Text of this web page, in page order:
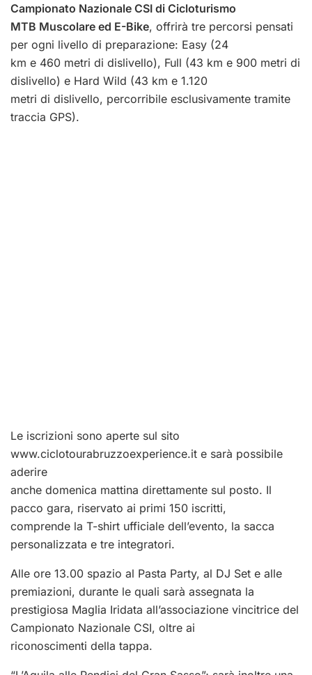
Campionato Nazionale CSI di Cicloturismo
MTB Muscolare ed E-Bike, offrirà tre percorsi pensati
per ogni livello di preparazione: Easy (24
km e 460 metri di dislivello), Full (43 km e 900 metri di
dislivello) e Hard Wild (43 km e 1.120
metri di dislivello, percorribile esclusivamente tramite
traccia GPS).
Le iscrizioni sono aperte sul sito
www.ciclotourabruzzoexperience.it e sarà possibile
aderire
anche domenica mattina direttamente sul posto. Il
pacco gara, riservato ai primi 150 iscritti,
comprende la T-shirt ufficiale dell’evento, la sacca
personalizzata e tre integratori.
Alle ore 13.00 spazio al Pasta Party, al DJ Set e alle
premiazioni, durante le quali sarà assegnata la
prestigiosa Maglia Iridata all’associazione vincitrice del
Campionato Nazionale CSI, oltre ai
riconoscimenti della tappa.